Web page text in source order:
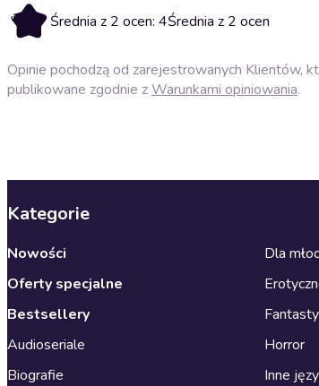
4 Średnia z 2 ocen: 4Średnia z 2 ocen
Opinie pochodzą od zarejestrowanych Klientów,
publikowane zgodnie zWarunkami opiniowania.
Kategorie
Nowości
Oferty specjalne
Bestsellery
Audioseriale
Biografie
Dla
Horror
Inne